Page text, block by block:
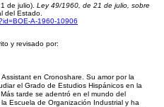
de julio). Ley 49/1960, de 21 de julio, sobre
del Estado.
A-1960-10906
y revisado por:
en Cronoshare. Su amor por la
el Grado de Estudios Hispánicos en la
tarde se adentró en el mundo del
Escuela de Organización Industrial y ha